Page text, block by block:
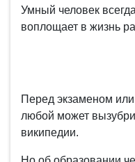
Умный человек
воплощает в жизнь
Перед экзаменом
любой может
википедии.